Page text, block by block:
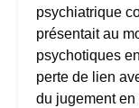
psychiatrique
présentait au
psychotiques
perte de lien
du jugement